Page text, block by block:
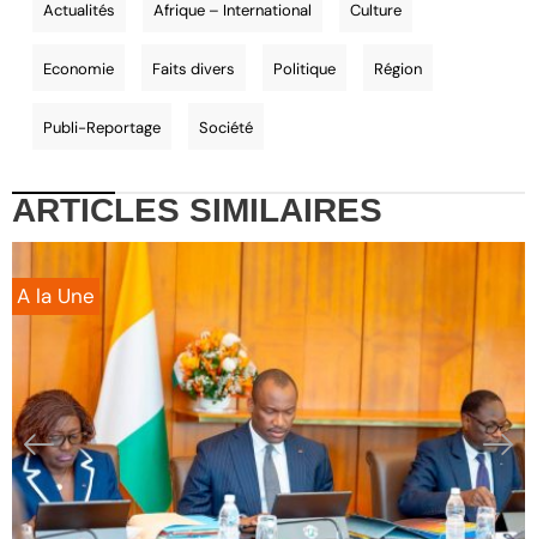
Actualités Afrique – International Culture
Economie Faits divers Politique Région
Publi-Reportage Société
ARTICLES SIMILAIRES
A la Une